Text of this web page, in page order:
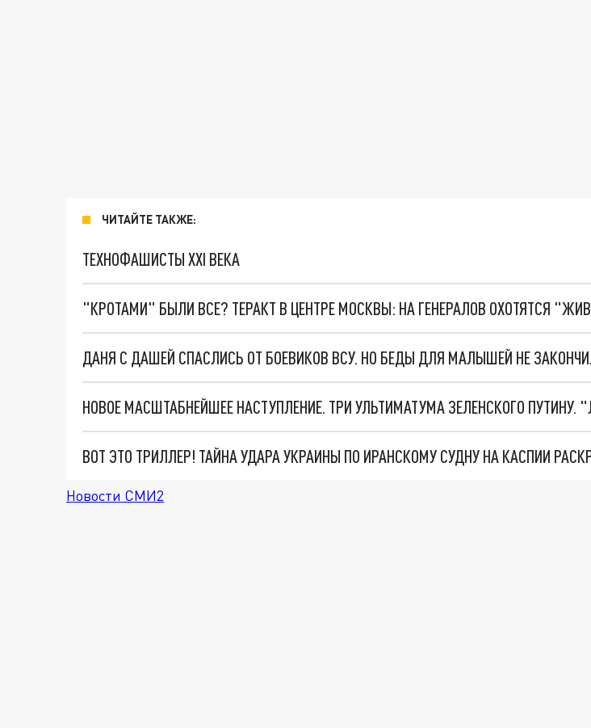
ЧИТАЙТЕ ТАКЖЕ:
ТЕХНОФАШИСТЫ XXI ВЕКА
"КРОТАМИ" БЫЛИ ВСЕ? ТЕРАКТ В ЦЕНТРЕ МОСКВЫ: НА ГЕНЕРАЛОВ ОХОТЯТСЯ
ДАНЯ С ДАШЕЙ СПАСЛИСЬ ОТ БОЕВИКОВ ВСУ. НО БЕДЫ ДЛЯ МАЛЫШЕЙ НЕ
ВОТ ЭТО ТРИЛЛЕР! ТАЙНА УДАРА УКРАИНЫ ПО ИРАНСКОМУ СУДНУ НА КАСПИИ
Новости СМИ2